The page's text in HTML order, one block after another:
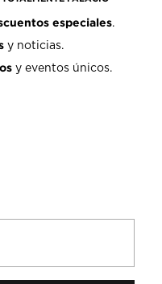
especiales.
y noticias.
y eventos únicos.